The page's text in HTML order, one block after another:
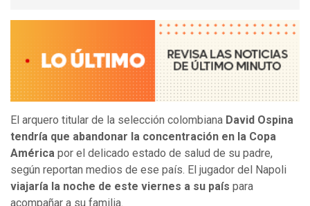
El arquero titular de la selección colombiana David Ospina
tendría que abandonar la concentración en la Copa
América por el delicado estado de salud de su padre,
según reportan medios de ese país. El jugador del Napoli
viajaría la noche de este viernes a su país para
acompañar a su familia.